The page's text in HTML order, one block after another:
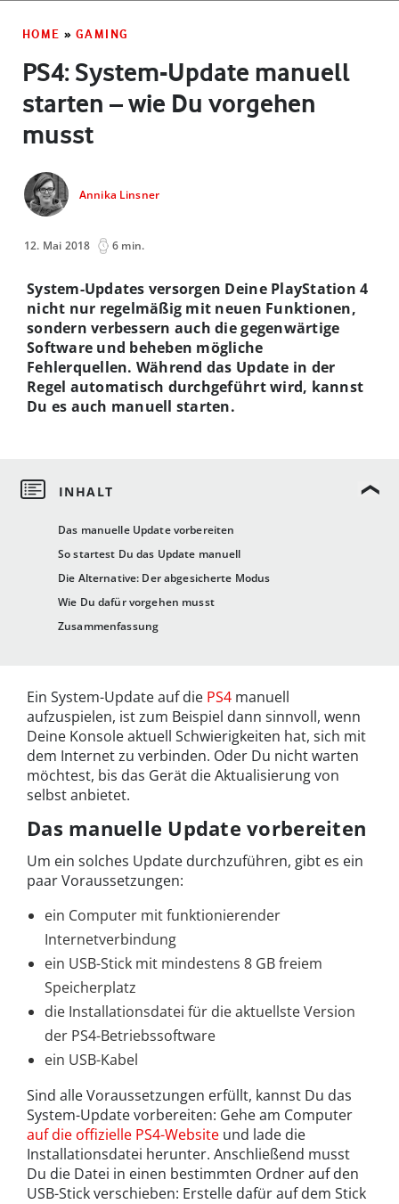
HOME » GAMING
PS4: System-Update manuell
starten – wie Du vorgehen
musst
Annika Linsner
12. Mai 2018 6 min.
Das manuelle Update vorbereiten
So startest Du das Update manuell
Die Alternative: Der abgesicherte Modus
Wie Du dafür vorgehen musst
Zusammenfassung
System-Updates versorgen Deine PlayStation 4
nicht nur regelmäßig mit neuen Funktionen,
sondern verbessern auch die gegenwärtige
Software und beheben mögliche
Fehlerquellen. Während das Update in der
Regel automatisch durchgeführt wird, kannst
Du es auch manuell starten.
Ein System-Update auf die PS4 manuell
aufzuspielen, ist zum Beispiel dann sinnvoll, wenn
Deine Konsole aktuell Schwierigkeiten hat, sich mit
dem Internet zu verbinden. Oder Du nicht warten
möchtest, bis das Gerät die Aktualisierung von
selbst anbietet.
Das manuelle Update vorbereiten
Um ein solches Update durchzuführen, gibt es ein
paar Voraussetzungen:
ein Computer mit funktionierender
Internetverbindung
ein USB-Stick mit mindestens 8 GB freiem
Speicherplatz
die Installationsdatei für die aktuellste Version
der PS4-Betriebssoftware
ein USB-Kabel
Sind alle Voraussetzungen erfüllt, kannst Du das
System-Update vorbereiten: Gehe am Computer
auf die offizielle PS4-Website und lade die
Installationsdatei herunter. Anschließend musst
Du die Datei in einen bestimmten Ordner auf den
USB-Stick verschieben: Erstelle dafür auf dem Stick